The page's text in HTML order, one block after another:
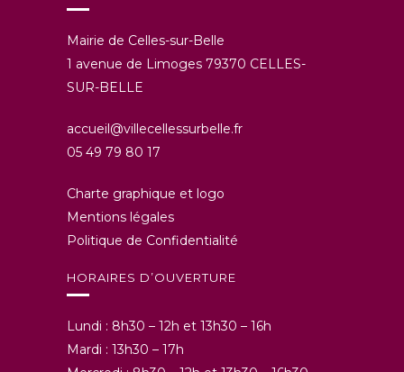
Mairie de Celles-sur-Belle
1 avenue de Limoges 79370 CELLES-
SUR-BELLE
accueil@villecellessurbelle.fr
05 49 79 80 17
Charte graphique et logo
Mentions légales
Politique de Confidentialité
HORAIRES D’OUVERTURE
Lundi : 8h30 – 12h et 13h30 – 16h
Mardi : 13h30 – 17h